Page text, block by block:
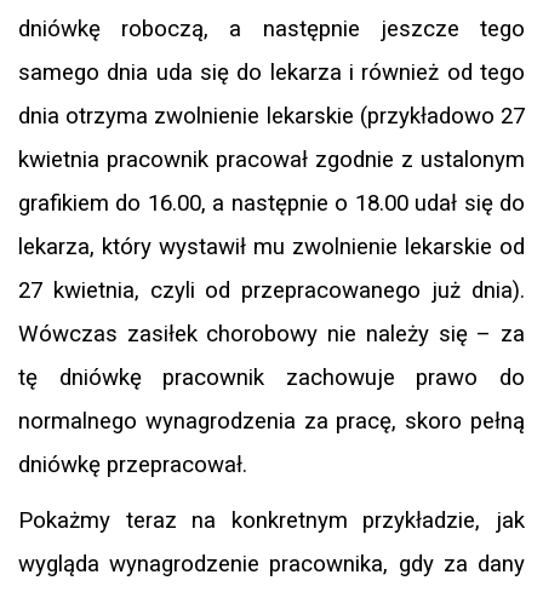
dniówkę roboczą, a następnie jeszcze tego
samego dnia uda się do lekarza i również od tego
dnia otrzyma zwolnienie lekarskie (przykładowo 27
kwietnia pracownik pracował zgodnie z ustalonym
grafikiem do 16.00, a następnie o 18.00 udał się do
lekarza, który wystawił mu zwolnienie lekarskie od
27 kwietnia, czyli od przepracowanego już dnia).
Wówczas zasiłek chorobowy nie należy się – za
tę dniówkę pracownik zachowuje prawo do
normalnego wynagrodzenia za pracę, skoro pełną
dniówkę przepracował.
Pokażmy teraz na konkretnym przykładzie, jak
wygląda wynagrodzenie pracownika, gdy za dany